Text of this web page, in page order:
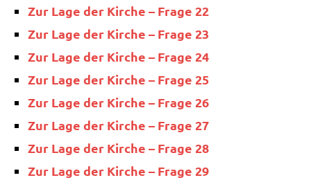
Zur Lage der Kir­che – Fra­ge 22
Zur Lage der Kir­che – Fra­ge 23
Zur Lage der Kir­che – Fra­ge 24
Zur Lage der Kir­che – Fra­ge 25
Zur Lage der Kir­che – Fra­ge 26
Zur Lage der Kir­che – Fra­ge 27
Zur Lage der Kir­che – Fra­ge 28
Zur Lage der Kir­che – Fra­ge 29